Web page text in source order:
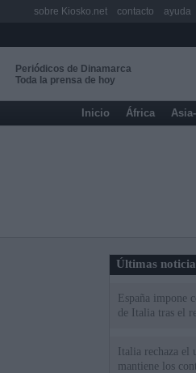
Periódicos de Dinamarca
Toda la prensa de hoy
Inicio África
Últimas
España impone
de Italia tras el
Italia rechaza
mantiene los
sobre Kiosko.net contacto ayuda